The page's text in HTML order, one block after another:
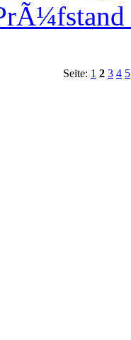
Seite: 1 2 3 4 5